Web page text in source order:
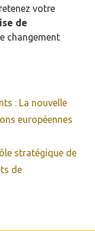
votre
de
changement
: La nouvelle
européennes
stratégique de
de